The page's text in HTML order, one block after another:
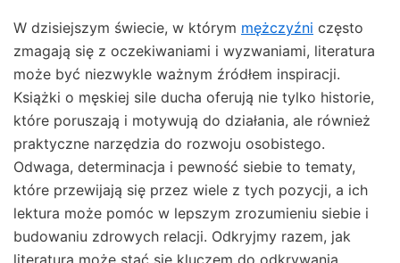
W dzisiejszym świecie, w którym mężczyźni często
zmagają się z oczekiwaniami i wyzwaniami, literatura
może być niezwykle ważnym źródłem inspiracji.
Książki o męskiej sile ducha oferują nie tylko historie,
które poruszają i motywują do działania, ale również
praktyczne narzędzia do rozwoju osobistego.
Odwaga, determinacja i pewność siebie to tematy,
które przewijają się przez wiele z tych pozycji, a ich
lektura może pomóc w lepszym zrozumieniu siebie i
budowaniu zdrowych relacji. Odkryjmy razem, jak
literatura może stać się kluczem do odkrywania